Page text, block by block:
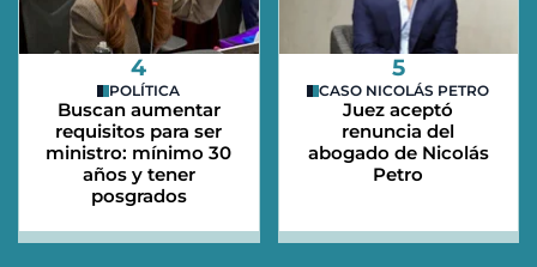
4
POLÍTICA
Buscan aumentar
requisitos para ser
ministro: mínimo 30
años y tener
posgrados
5
CASO NICOLÁS PETRO
Juez aceptó
renuncia del
abogado de Nicolás
Petro